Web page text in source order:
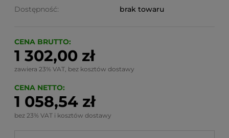
Dostępność:
brak towaru
CENA BRUTTO:
1 302,00 zł
zawiera 23% VAT, bez kosztów dostawy
CENA NETTO:
1 058,54 zł
bez 23% VAT i kosztów dostawy